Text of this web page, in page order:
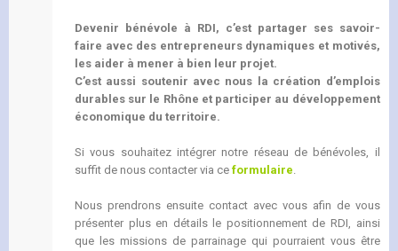
Devenir bénévole à RDI, c’est partager ses savoir-
faire avec des entrepreneurs dynamiques et motivés,
les aider à mener à bien leur projet.
C’est aussi soutenir avec nous la création d’emplois
durables sur le Rhône et participer au développement
économique du territoire.
Si vous souhaitez intégrer notre réseau de bénévoles, il
suffit de nous contacter via ce formulaire.
Nous prendrons ensuite contact avec vous afin de vous
présenter plus en détails le positionnement de RDI, ainsi
que les missions de parrainage qui pourraient vous être